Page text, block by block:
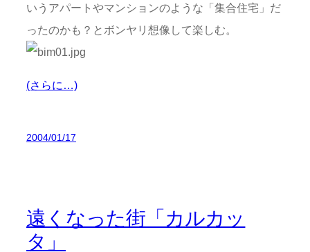
いうアパートやマンションのような「集合住宅」だ
ったのかも？とボンヤリ想像して楽しむ。
(さらに…)
2004/01/17
遠くなった街「カルカッ
タ」